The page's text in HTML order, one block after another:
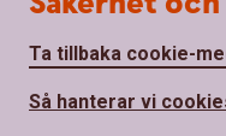
Ta tillbaka cookie-
Så hanterar vi